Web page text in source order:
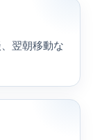
翌朝移動な